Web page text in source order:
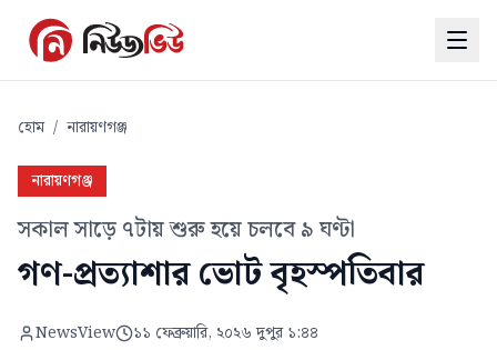
হোম / নারায়ণগঞ্জ
নারায়ণগঞ্জ
সকাল সাড়ে ৭টায় শুরু হয়ে চলবে ৯ ঘণ্টা
গণ-প্রত্যাশার ভোট বৃহস্পতিবার
NewsView ১১ ফেব্রুয়ারি, ২০২৬ দুপুর ১:৪৪